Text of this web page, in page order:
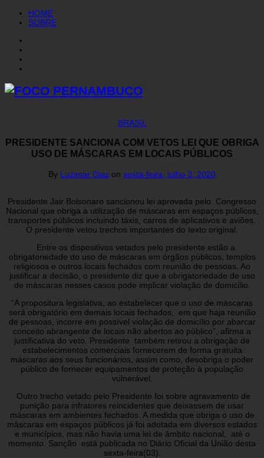
HOME
SOBRE
BRASIL
PRESIDENTE SANCIONA COM VETOS LEI QUE OBRIGA
USO DE MÁSCARAS EM LOCAIS PÚBLICOS
By Luzimar Dias on sexta-feira, julho 3, 2020
Presidente Jair Bolsonaro sancionou lei aprovada pelo Congresso
Nacional que obriga a utilização de máscaras em espaços públicos,
transportes públicos incluindo táxis, carros de aplicativos e aviões.
O presidente vetou trechos importantes do texto original.
Entre os dispositivos vetados pelo presidente estão a
obrigatoriedade do uso de máscaras em órgãos públicos, templos
religiosos e outros locais fechados com reunião de pessoas. Ao
justificar a decisão, o presidente diz que a obrigatoriedade de uso
de máscaras nesses casos pode implicar violação de domicílio.
“A propositura legislativa, ao estabelecer que o uso de máscaras
será obrigatório em demais locais fechados, em que haja reunião
de pessoas, incorre em possível violação de domicílio por abarcar
conceito abrangente de locais não abertos ao público”, afirma a
justificativa do veto. Presidente também retirou a obrigação de
estabelecimentos comerciais fornecerem de forma gratuita
máscaras aos seus funcionários, assim como, desobriga o poder
público de fornecer equipamentos de proteção à população
vulnerável.
Outro trecho vetado pelo Presidente foi sobre agravamento de
punição para infratores reincidentes que deixassem de usar
máscaras em ambientes fechados. A medida que obriga o uso de
máscaras em espaços públicos já foi adotada em diversos estados
e municípios, mas não havia uma lei de âmbito nacional, até o
momento. Sanção está publicada no Diário Oficial da União desta
sexta-feira(03).